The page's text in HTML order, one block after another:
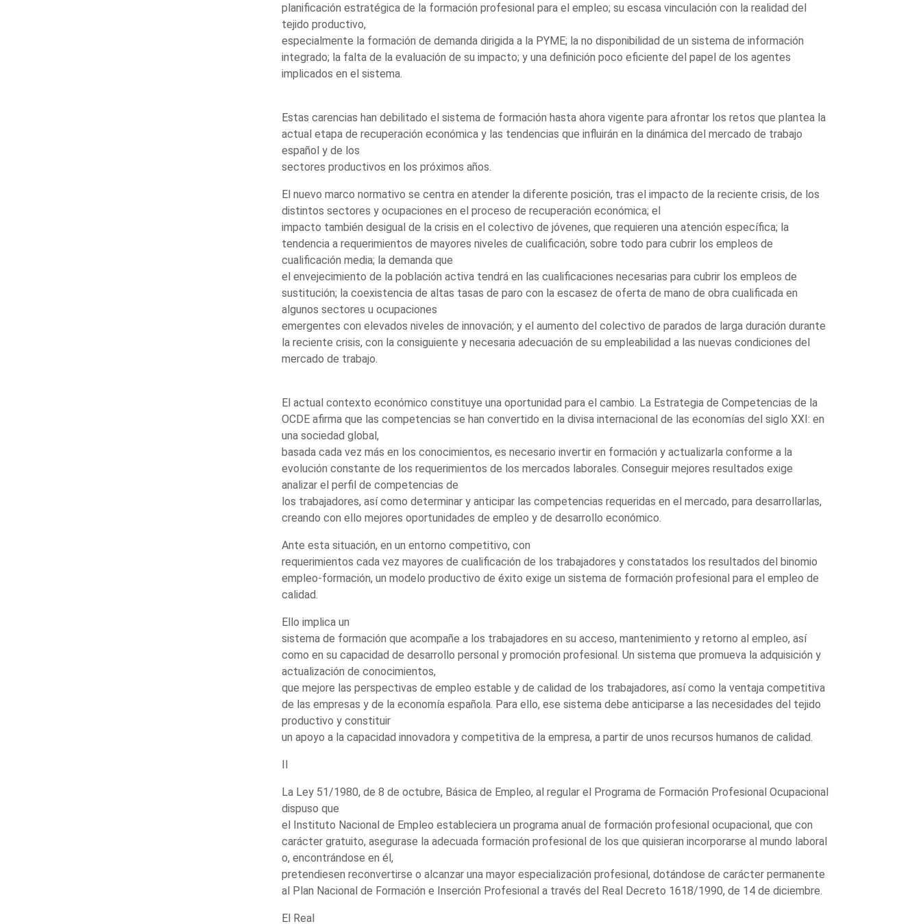
planificación estratégica de la formación profesional para el empleo; su escasa vinculación con la realidad del
tejido productivo,
especialmente la formación de demanda dirigida a la PYME; la no disponibilidad de un sistema de información
integrado; la falta de la evaluación de su impacto; y una definición poco eficiente del papel de los agentes
implicados en el sistema.
Estas carencias han debilitado el sistema de formación hasta ahora vigente para afrontar los retos que plantea la
actual etapa de recuperación económica y las tendencias que influirán en la dinámica del mercado de trabajo
español y de los
sectores productivos en los próximos años.
El nuevo marco normativo se centra en atender la diferente posición, tras el impacto de la reciente crisis, de los
distintos sectores y ocupaciones en el proceso de recuperación económica; el
impacto también desigual de la crisis en el colectivo de jóvenes, que requieren una atención específica; la
tendencia a requerimientos de mayores niveles de cualificación, sobre todo para cubrir los empleos de
cualificación media; la demanda que
el envejecimiento de la población activa tendrá en las cualificaciones necesarias para cubrir los empleos de
sustitución; la coexistencia de altas tasas de paro con la escasez de oferta de mano de obra cualificada en
algunos sectores u ocupaciones
emergentes con elevados niveles de innovación; y el aumento del colectivo de parados de larga duración durante
la reciente crisis, con la consiguiente y necesaria adecuación de su empleabilidad a las nuevas condiciones del
mercado de trabajo.
El actual contexto económico constituye una oportunidad para el cambio. La Estrategia de Competencias de la
OCDE afirma que las competencias se han convertido en la divisa internacional de las economías del siglo XXI: en
una sociedad global,
basada cada vez más en los conocimientos, es necesario invertir en formación y actualizarla conforme a la
evolución constante de los requerimientos de los mercados laborales. Conseguir mejores resultados exige
analizar el perfil de competencias de
los trabajadores, así como determinar y anticipar las competencias requeridas en el mercado, para desarrollarlas,
creando con ello mejores oportunidades de empleo y de desarrollo económico.
Ante esta situación, en un entorno competitivo, con
requerimientos cada vez mayores de cualificación de los trabajadores y constatados los resultados del binomio
empleo-formación, un modelo productivo de éxito exige un sistema de formación profesional para el empleo de
calidad.
Ello implica un
sistema de formación que acompañe a los trabajadores en su acceso, mantenimiento y retorno al empleo, así
como en su capacidad de desarrollo personal y promoción profesional. Un sistema que promueva la adquisición y
actualización de conocimientos,
que mejore las perspectivas de empleo estable y de calidad de los trabajadores, así como la ventaja competitiva
de las empresas y de la economía española. Para ello, ese sistema debe anticiparse a las necesidades del tejido
productivo y constituir
un apoyo a la capacidad innovadora y competitiva de la empresa, a partir de unos recursos humanos de calidad.
II
La Ley 51/1980, de 8 de octubre, Básica de Empleo, al regular el Programa de Formación Profesional Ocupacional
dispuso que
el Instituto Nacional de Empleo estableciera un programa anual de formación profesional ocupacional, que con
carácter gratuito, asegurase la adecuada formación profesional de los que quisieran incorporarse al mundo laboral
o, encontrándose en él,
pretendiesen reconvertirse o alcanzar una mayor especialización profesional, dotándose de carácter permanente
al Plan Nacional de Formación e Inserción Profesional a través del Real Decreto 1618/1990, de 14 de diciembre.
El Real